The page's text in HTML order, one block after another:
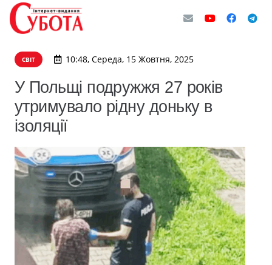
СВІТ 10:48, Середа, 15 Жовтня, 2025
У Польщі подружжя 27 років
утримувало рідну доньку в
ізоляції